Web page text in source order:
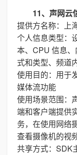
11、声网云
提供方名称：上
个人信息类型：
本、CPU 信息
式和类型、频道
使用目的：用于
媒体流功能
使用场景范围：
端和客户端提供
务，在使用网络
查看摄像机的视
共享方式：SDK